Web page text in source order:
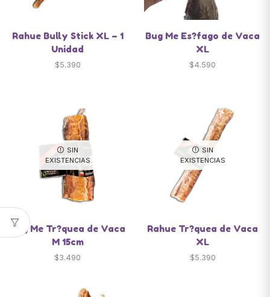
Rahue Bully Stick XL – 1
Unidad
$5.390
Bug Me Es?fago de Vaca
XL
$4.590
SIN
EXISTENCIAS
Bug Me Tr?quea de Vaca
M 15cm
$3.490
SIN
EXISTENCIAS
Rahue Tr?quea de Vaca
XL
$5.390